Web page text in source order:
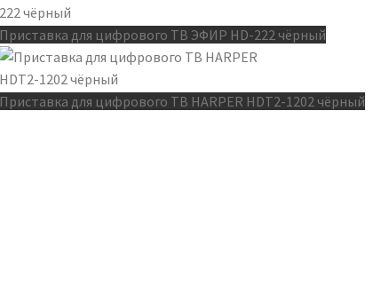
Приставка для цифрового ТВ ЭФИР HD-222 чёрный
Приставка для цифрового ТВ HARPER HDT2-1202 чёрный